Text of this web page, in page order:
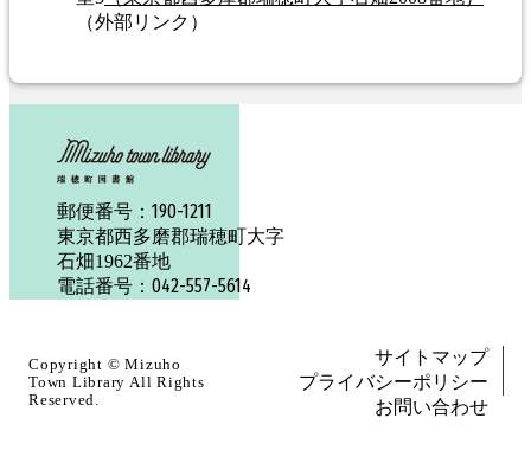
（外部リンク）
郵便番号： 190-1211
東京都西多磨郡瑞穂町大字
石畑1962番地
電話番号： 042-557-5614
Copyright ©Mizuho
Town Library All Rights
Reserved.
サイトマップ
プライバシーポリシー
お問い合わせ